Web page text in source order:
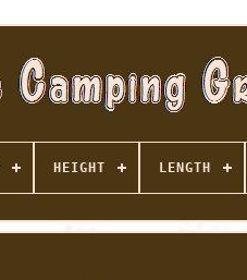
HEIGHT LENGTH